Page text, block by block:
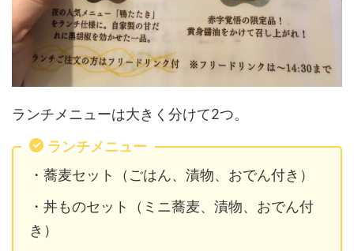
ランチメニューは大きく分けて2つ。
ランチメニュー
・蕎麦セット（ごはん、漬物、おでん付き）
・丼ものセット（ミニ蕎麦、漬物、おでん付
き）